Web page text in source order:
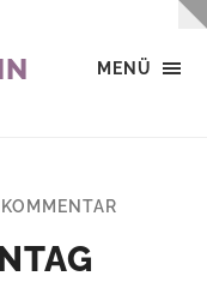
MENÜ